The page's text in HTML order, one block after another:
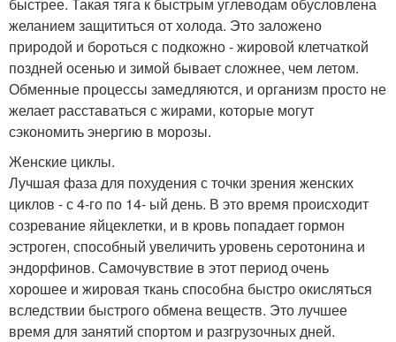
желанием защититься от холода. Это заложено
природой и бороться с подкожно - жировой клетчаткой
поздней осенью и зимой бывает сложнее, чем летом.
Обменные процессы замедляются, и организм просто не
желает расставаться с жирами, которые могут
сэкономить энергию в морозы.
Женские циклы.
Лучшая фаза для похудения с точки зрения женских
циклов - с 4-го по 14- ый день. В это время происходит
созревание яйцеклетки, и в кровь попадает гормон
эстроген, способный увеличить уровень серотонина и
эндорфинов. Самочувствие в этот период очень
хорошее и жировая ткань способна быстро окисляться
вследствии быстрого обмена веществ. Это лучшее
время для занятий спортом и разгрузочных дней.